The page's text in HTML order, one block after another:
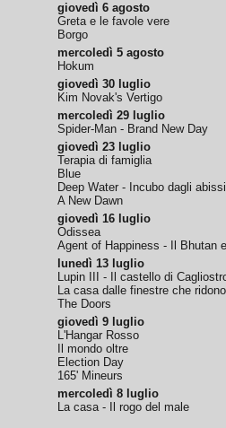
giovedì 6 agosto
Greta e le favole vere
Borgo
mercoledì 5 agosto
Hokum
giovedì 30 luglio
Kim Novak's Vertigo
mercoledì 29 luglio
Spider-Man - Brand New Day
giovedì 23 luglio
Terapia di famiglia
Blue
Deep Water - Incubo dagli abissi
A New Dawn
giovedì 16 luglio
Odissea
Agent of Happiness - Il Bhutan
lunedì 13 luglio
Lupin III - Il castello di
La casa dalle finestre che ridono
The Doors
giovedì 9 luglio
L'Hangar Rosso
Il mondo oltre
Election Day
165' Mineurs
mercoledì 8 luglio
La casa - Il rogo del male